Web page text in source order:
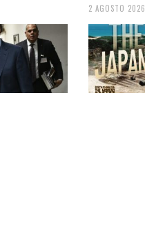
2 AGOSTO 2026